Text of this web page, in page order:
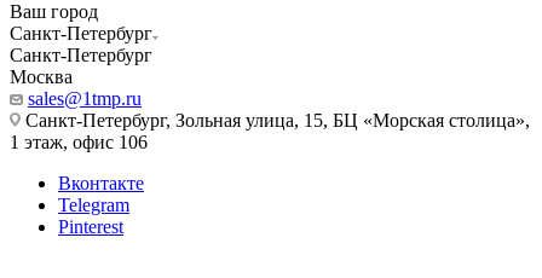
Ваш город
Санкт-Петербург
Санкт-Петербург
Москва
sales@1tmp.ru
Санкт-Петербург, Зольная улица, 15, БЦ «Морская столица»,
1 этаж, офис 106
Вконтакте
Telegram
Pinterest